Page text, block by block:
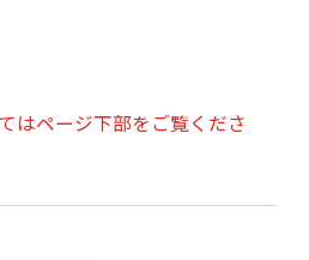
め買いにも対応
はページ下部をご覧くださ